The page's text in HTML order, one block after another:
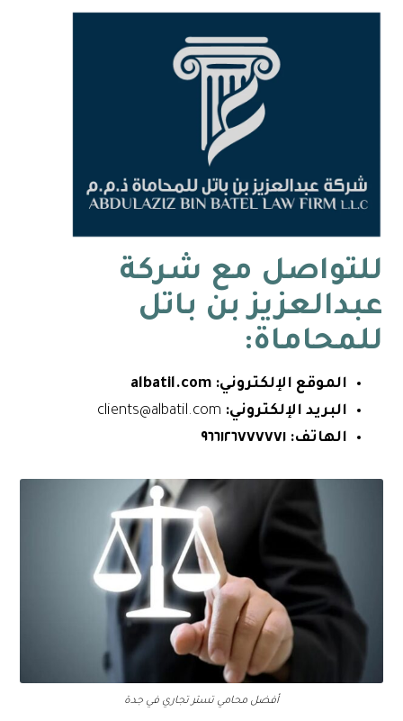
للتواصل مع شركة
عبدالعزيز بن باتل
للمحاماة:
الموقع الإلكتروني: albatil.com
البريد الإلكتروني:
الهاتف: ٩٦٦١٢٦٧٧٧٧٧١
أفضل محامي تستر تجاري في جدة